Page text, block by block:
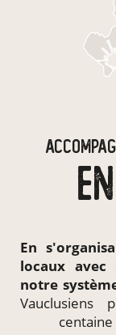
En
locaux avec
notre
Vauclusiens